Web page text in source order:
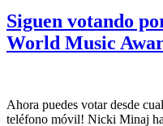
Siguen votando
World Music
Ahora puedes votar desde
teléfono móvil! Nicki Minaj